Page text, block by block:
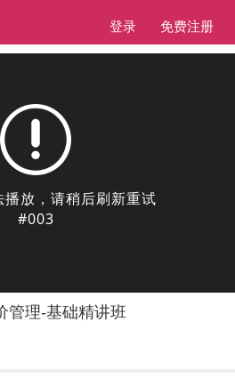
登录 免费注册
管理-基础精讲班